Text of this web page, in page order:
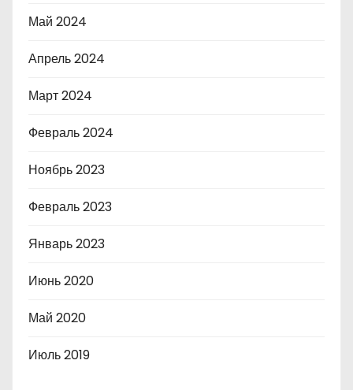
Май 2024
Апрель 2024
Март 2024
Февраль 2024
Ноябрь 2023
Февраль 2023
Январь 2023
Июнь 2020
Май 2020
Июль 2019